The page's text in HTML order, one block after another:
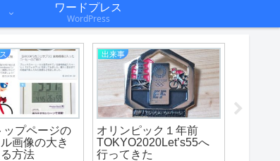
ワードプレス
WordPress
ップページの
画像の大き
方法
出来事
オリンピック１年前
TOKYO2020Let’s55へ
行ってきた